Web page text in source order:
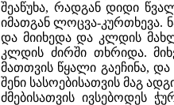
შეაწუხა, რადგან დიდი
იმათგან ლოცვა-კურთხევა.
და მიიხედა და კლდის
კლდის ძირში თხრიდა.
მათთვის წყალი გაეჩინა,
შენი სასოებისათვის მაგ
ძმებისათვის ივსებოდეს